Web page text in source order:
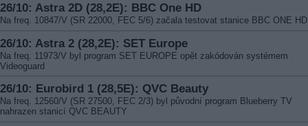
26/10: Astra 2D (28,2E): BBC One HD
Na freq. 10847/V (SR 22000, FEC 5/6) začala testovat stanice BBC ONE HD
26/10: Astra 2 (28,2E): SET Europe
Na freq. 11973/V byl program SET EUROPE opět zakódován systémem
Videoguard
26/10: Eurobird 1 (28,5E): QVC Beauty
Na freq. 12560/V (SR 27500, FEC 2/3) byl původní program Blueberry TV
nahrazen stanicí QVC BEAUTY